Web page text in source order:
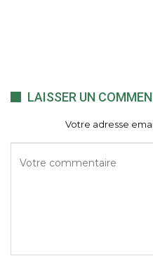
LAISSER UN
Votre adresse